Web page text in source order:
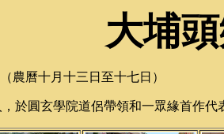
大埔
農曆十月十三日至十七日）
於圓玄學院道侶帶領和一眾緣首作